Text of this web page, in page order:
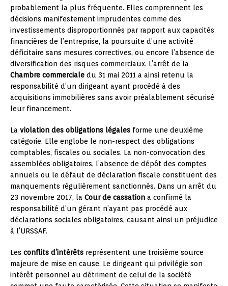
probablement la plus fréquente. Elles comprennent les
décisions manifestement imprudentes comme des
investissements disproportionnés par rapport aux capacités
financières de l’entreprise, la poursuite d’une activité
déficitaire sans mesures correctives, ou encore l’absence de
diversification des risques commerciaux. L’arrêt de la
Chambre commerciale du 31 mai 2011 a ainsi retenu la
responsabilité d’un dirigeant ayant procédé à des
acquisitions immobilières sans avoir préalablement sécurisé
leur financement.
La violation des obligations légales forme une deuxième
catégorie. Elle englobe le non-respect des obligations
comptables, fiscales ou sociales. La non-convocation des
assemblées obligatoires, l’absence de dépôt des comptes
annuels ou le défaut de déclaration fiscale constituent des
manquements régulièrement sanctionnés. Dans un arrêt du
23 novembre 2017, la Cour de cassation a confirmé la
responsabilité d’un gérant n’ayant pas procédé aux
déclarations sociales obligatoires, causant ainsi un préjudice
à l’URSSAF.
Les conflits d’intérêts représentent une troisième source
majeure de mise en cause. Le dirigeant qui privilégie son
intérêt personnel au détriment de celui de la société